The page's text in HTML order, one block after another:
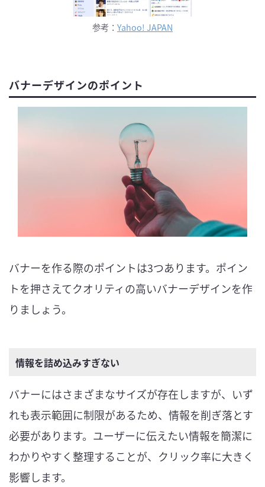
参考： Yahoo! JAPAN
バナーデザインのポイント
バナーを作る際のポイントは3つあります。ポイン
トを押さえてクオリティの高いバナーデザインを作
りましょう。
情報を詰め込みすぎない
バナーにはさまざまなサイズが存在しますが、いず
れも表示範囲に制限があるため、情報を削ぎ落とす
必要があります。ユーザーに伝えたい情報を簡潔に
わかりやすく整理することが、クリック率に大きく
影響します。